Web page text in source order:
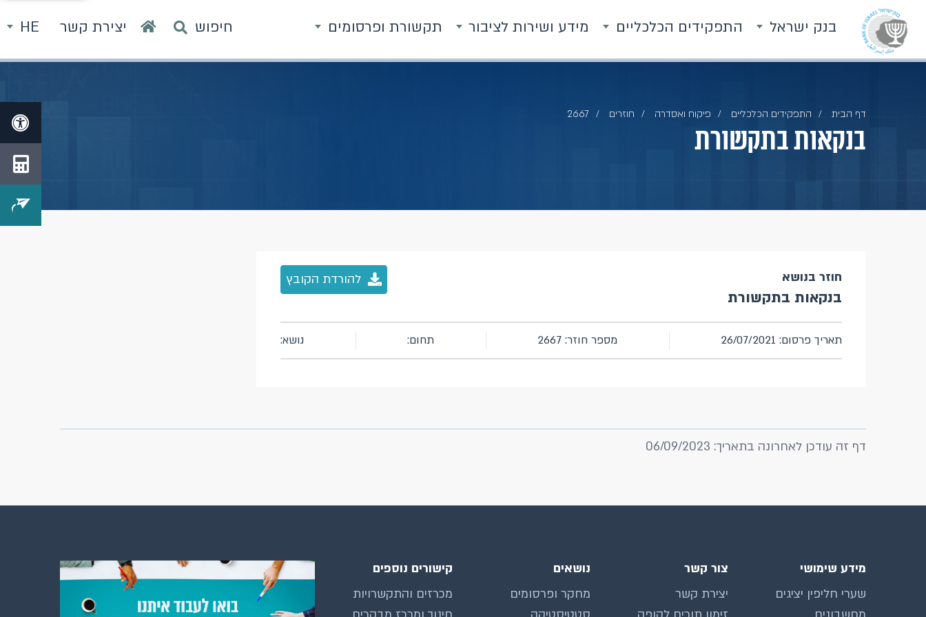
בנק ישראל התפקידים הכלכליים מידע ושירות לציבור תקשורת ופרסומים חיפוש יצירת קשר HE
דף הבית התפקידים הכלכליים פיקוח ואסדרה חוזרים 2667
בנקאות בתקשורת
חוזר בנושא
בנקאות בתקשורת
להורדת הקובץ
תאריך פרסום: 26/07/2021 מספר חוזר: 2667 תחום: נושא:
דף זה עודכן לאחרונה בתאריך: 06/09/2023
מידע שימושי
שערי חליפין יציגים
צור קשר
יצירת קשר
נושאים
מחקר ופרסומים
קישורים נוספים
מכרזים והתקשרויות